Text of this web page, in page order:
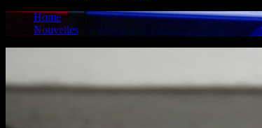
Home
Nouvelles